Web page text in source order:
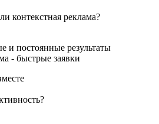
контекстная реклама?
и постоянные результаты
- быстрые заявки